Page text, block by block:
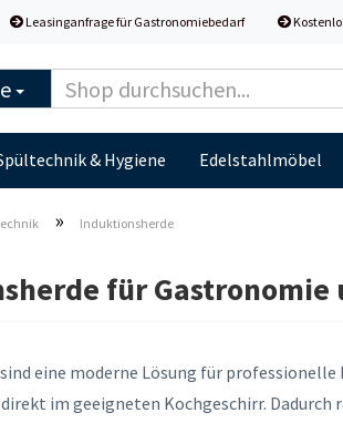
Leasinganfrage für Gastronomiebedarf
& Hygiene Edelstahlmöbel
» Induktionsherde
für Gastronomie
eine moderne Lösung für
im geeigneten Kochgeschirr.